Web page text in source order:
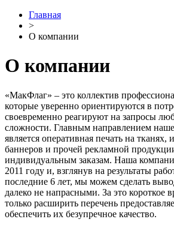
Главная
˃
О компании
О компании
«МакФлаг» – это коллектив
которые уверенно ориентируются в
своевременно реагируют на запросы
сложности. Главным направлением
является оперативная печать на тканях,
баннеров и прочей рекламной
индивидуальным заказам. Наша
2011 году и, взглянув на результаты
последние 6 лет, мы можем сделать
далеко не напрасными. За это короткое
только расширить перечень
обеспечить их безупречное качество.